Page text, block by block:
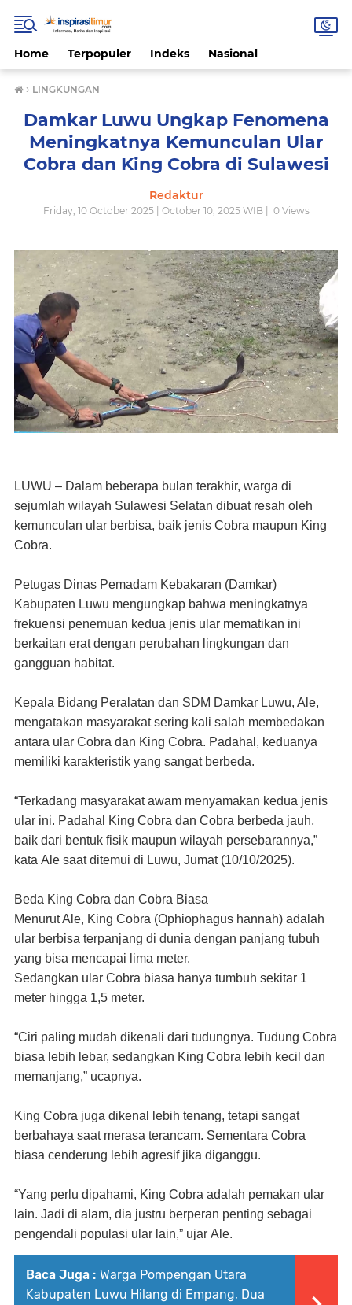
Home Terpopuler Indeks Nasional
› LINGKUNGAN
Damkar Luwu Ungkap Fenomena
Meningkatnya Kemunculan Ular
Cobra dan King Cobra di Sulawesi
Redaktur
Friday, 10 October 2025 | October 10, 2025 WIB | 0Views
LUWU – Dalam beberapa bulan terakhir, warga di
sejumlah wilayah Sulawesi Selatan dibuat resah oleh
kemunculan ular berbisa, baik jenis Cobra maupun King
Cobra.
Petugas Dinas Pemadam Kebakaran (Damkar)
Kabupaten Luwu mengungkap bahwa meningkatnya
frekuensi penemuan kedua jenis ular mematikan ini
berkaitan erat dengan perubahan lingkungan dan
gangguan habitat.
Kepala Bidang Peralatan dan SDM Damkar Luwu, Ale,
mengatakan masyarakat sering kali salah membedakan
antara ular Cobra dan King Cobra. Padahal, keduanya
memiliki karakteristik yang sangat berbeda.
“Terkadang masyarakat awam menyamakan kedua jenis
ular ini. Padahal King Cobra dan Cobra berbeda jauh,
baik dari bentuk fisik maupun wilayah persebarannya,”
kata Ale saat ditemui di Luwu, Jumat (10/10/2025).
Beda King Cobra dan Cobra Biasa
Menurut Ale, King Cobra (Ophiophagus hannah) adalah
ular berbisa terpanjang di dunia dengan panjang tubuh
yang bisa mencapai lima meter.
Sedangkan ular Cobra biasa hanya tumbuh sekitar 1
meter hingga 1,5 meter.
“Ciri paling mudah dikenali dari tudungnya. Tudung Cobra
biasa lebih lebar, sedangkan King Cobra lebih kecil dan
memanjang,” ucapnya.
King Cobra juga dikenal lebih tenang, tetapi sangat
berbahaya saat merasa terancam. Sementara Cobra
biasa cenderung lebih agresif jika diganggu.
“Yang perlu dipahami, King Cobra adalah pemakan ular
lain. Jadi di alam, dia justru berperan penting sebagai
pengendali populasi ular lain,” ujar Ale.
Baca Juga : Warga Pompengan Utara
Kabupaten Luwu Hilang di Empang, Dua